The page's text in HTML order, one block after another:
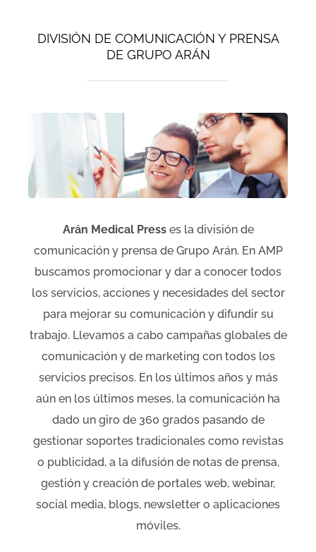
DIVISIÓN DE COMUNICACIÓN Y PRENSA
DE GRUPO ARÁN
Arán Medical Presses la división de
comunicación y prensa de Grupo Arán. En AMP
buscamos promocionar y dar a conocer todos
los servicios, acciones y necesidades del sector
para mejorar su comunicación y difundir su
trabajo. Llevamos a cabo campañas globales de
comunicación y de marketing con todos los
servicios precisos. En los últimos años y más
aún en los últimos meses, la comunicación ha
dado un giro de 360 grados pasando de
gestionar soportes tradicionales como revistas
o publicidad, a la difusión de notas de prensa,
gestión y creación de portales web, webinar,
social media, blogs, newsletter o aplicaciones
móviles.